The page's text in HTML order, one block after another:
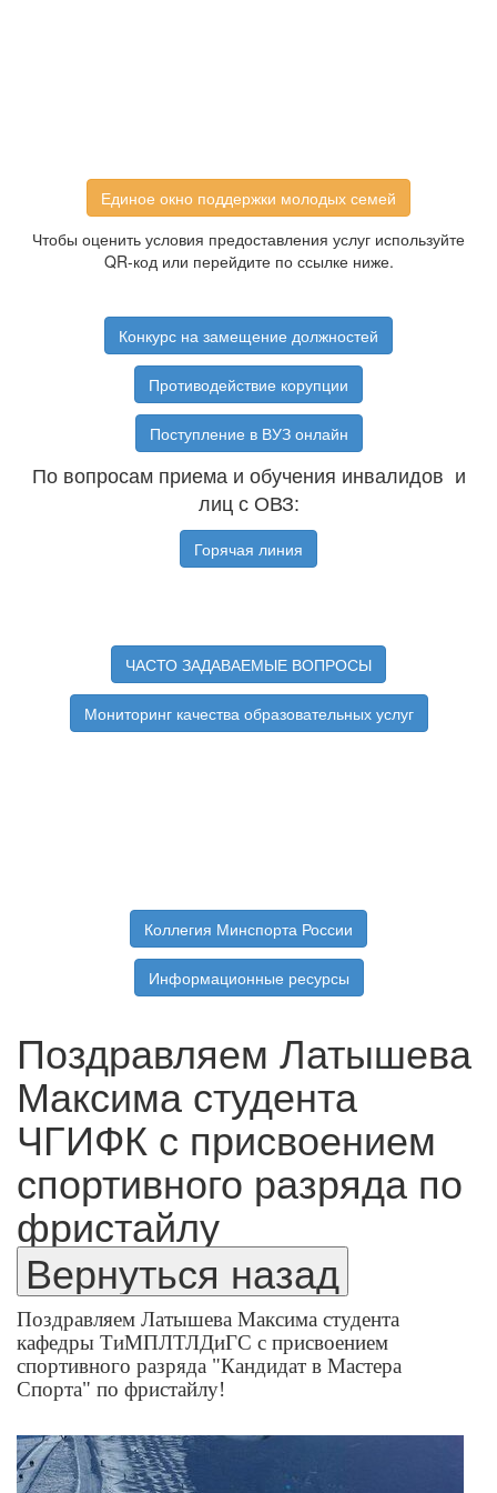
Единое окно поддержки молодых семей
Чтобы оценить условия предоставления услуг используйте
QR-код или перейдите по ссылке ниже.
Конкурс на замещение должностей
Противодействие корупции
Поступление в ВУЗ онлайн
По вопросам приема и обучения инвалидов и
лиц с ОВЗ:
Горячая линия
ЧАСТО ЗАДАВАЕМЫЕ ВОПРОСЫ
Мониторинг качества образовательных услуг
Коллегия Минспорта России
Информационные ресурсы
Поздравляем Латышева
Максима студента
ЧГИФК с присвоением
спортивного разряда по
фристайлу
Поздравляем Латышева Максима студента
кафедры ТиМПЛТЛДиГС с присвоением
спортивного разряда "Кандидат в Мастера
Спорта" по фристайлу!